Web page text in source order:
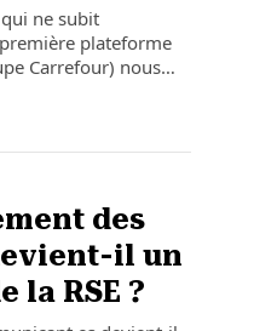
ne subit
plateforme
Carrefour) nous…
des
il un
la RSE ?